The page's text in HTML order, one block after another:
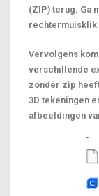
(ZIP) terug. Ga
rechtermuisklik
Vervolgens
verschillende
zonder zip
3D tekeningen
afbeeldingen